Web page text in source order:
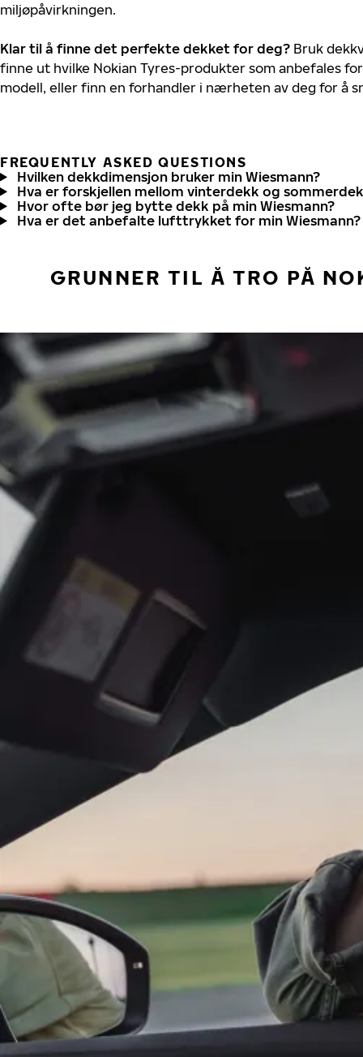
miljøpåvirkningen.
Klar til å finne det perfekte dekket for deg? Bruk
finne ut hvilke Nokian Tyres-produkter som anbefales
modell, eller finn en forhandler i nærheten av deg for å
FREQUENTLY ASKED QUESTIONS
Hvilken dekkdimensjon bruker min Wiesmann?
Hva er forskjellen mellom vinterdekk og
Hvor ofte bør jeg bytte dekk på min Wiesmann?
Hva er det anbefalte lufttrykket for min Wiesmann?
GRUNNER TIL Å TRO PÅ